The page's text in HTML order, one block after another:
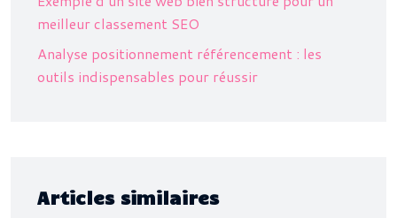
meilleur classement SEO
Analyse positionnement référencement : les
outils indispensables pour réussir
Articles similaires